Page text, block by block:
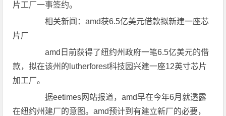
片工厂一事签约。
相关新闻：amd获6.5亿美元借款拟新建一座芯
片厂
amd日前获得了纽约州政府一笔6.5亿美元的借
款，拟在该州的lutherforest科技园兴建一座12英寸芯片
加工厂。
据eetimes网站报道，amd早在今年6月就透露
在纽约州建厂的意图。amd预计到有建立新厂的必要，